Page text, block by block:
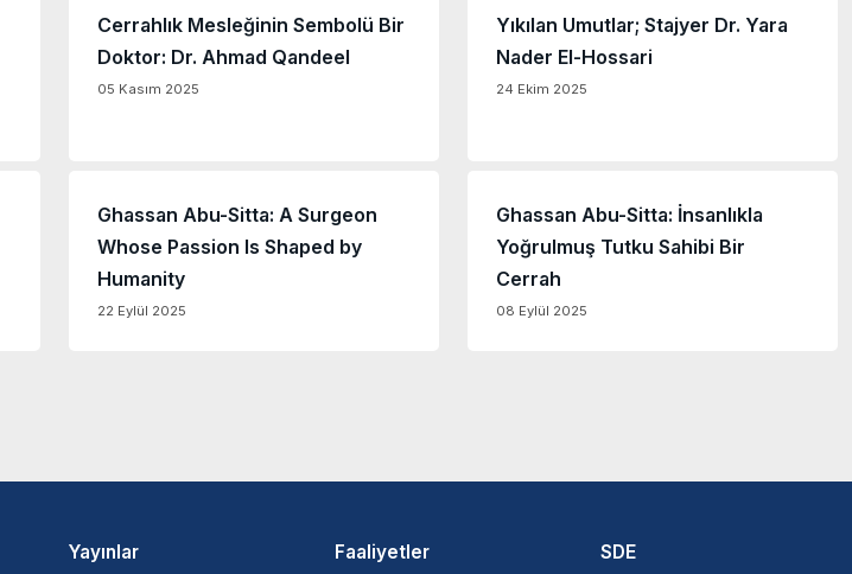
Cerrahlık Mesleğinin Sembolü Bir
Doktor: Dr. Ahmad Qandeel
05 Kasım 2025
Yıkılan Umutlar; Stajyer Dr. Yara
Nader El-Hossari
24 Ekim 2025
Ghassan Abu-Sitta: A Surgeon
Whose Passion Is Shaped by
Humanity
22 Eylül 2025
Ghassan Abu-Sitta: İnsanlıkla
Yoğrulmuş Tutku Sahibi Bir
Cerrah
08 Eylül 2025
Yayınlar Faaliyetler SDE